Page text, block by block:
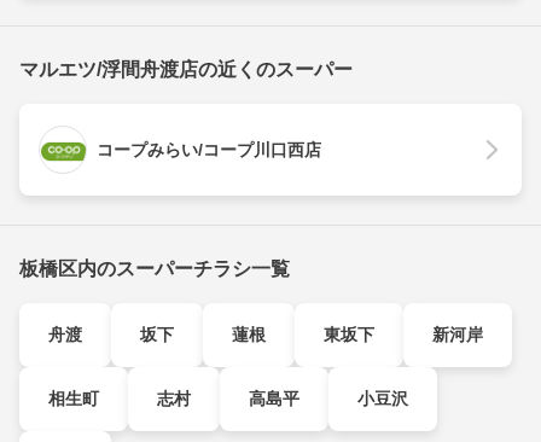
マルエツ/浮間舟渡店の近くのスーパー
コープみらい/コープ川口西店
板橋区内のスーパーチラシ一覧
舟渡 坂下 蓮根 東坂下 新河岸
相生町 志村 高島平 小豆沢